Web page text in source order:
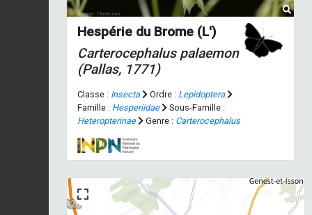
Hespérie du Brome (L')
Carterocephalus palaemon
(Pallas, 1771)
Classe : Insecta Ordre : Lepidoptera
Famille : Hesperiidae
Sous-Famille :
Heteropterinae
Genre : Carterocephalus